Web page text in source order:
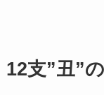
12支”丑”